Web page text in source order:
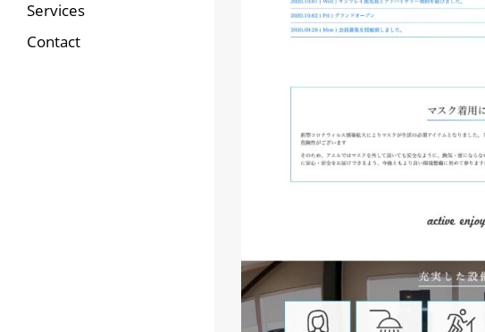
Services
Contact